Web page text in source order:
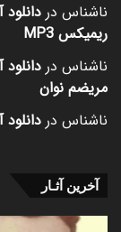
ناشناس در
ریمیکس MP3
ناشناس در
مریضم نوان
ناشناس در
آخرین آثـار